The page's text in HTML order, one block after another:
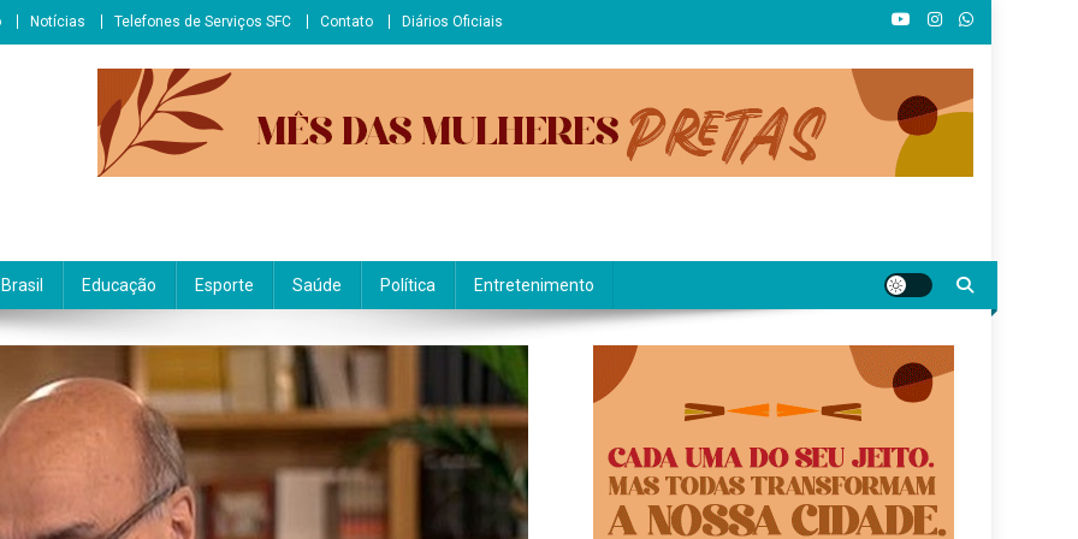
Notícias Telefones de Serviços SFC Contato Diários Oficiais
Brasil Educação Esporte Saúde Política Entretenimento